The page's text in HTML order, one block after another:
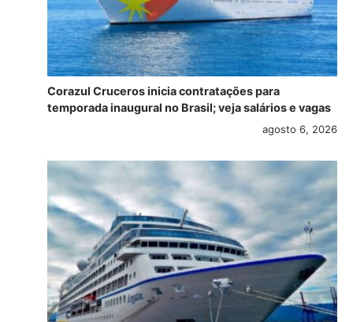
Corazul Cruceros inicia contratações para
temporada inaugural no Brasil; veja salários e vagas
agosto 6, 2026